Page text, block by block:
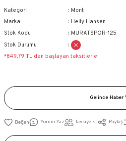
Kategori
Mont
Marka
Helly Hansen
Stok Kodu
MURATSPOR-125
Stok Durumu
*849,79 TL den başlayan taksitlerle!
Gelince Haber
Yorum Yaz Tavsiye Et Paylaş